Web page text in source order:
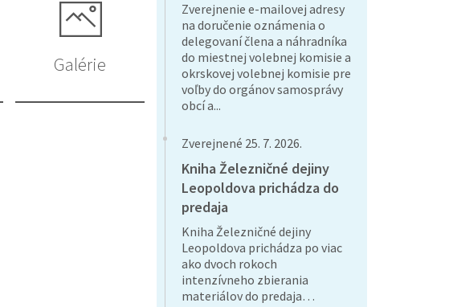
Galérie
Zverejnenie e-mailovej adresy
na doručenie oznámenia o
delegovaní člena a náhradníka
do miestnej volebnej komisie a
okrskovej volebnej komisie pre
voľby do orgánov samosprávy
obcí a...
Zverejnené 25. 7. 2026.
Kniha Železničné dejiny
Leopoldova prichádza do
predaja
Kniha Železničné dejiny
Leopoldova prichádza po viac
ako dvoch rokoch
intenzívneho zbierania
materiálov do predaja…